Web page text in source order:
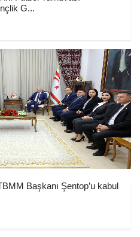
G...
Başkanı Şentop’u kabul